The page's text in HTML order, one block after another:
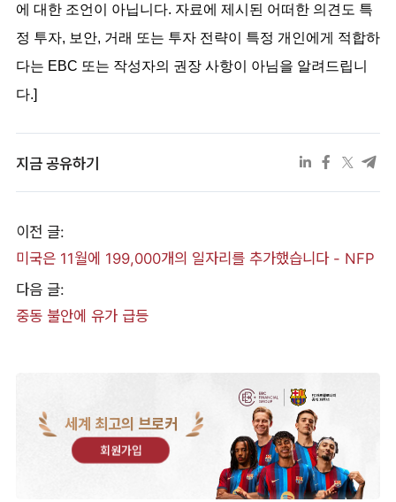
에 대한 조언이 아닙니다. 자료에 제시된 어떠한 의견도 특
정 투자, 보안, 거래 또는 투자 전략이 특정 개인에게 적합하
다는 EBC 또는 작성자의 권장 사항이 아님을 알려드립니
다.]
지금 공유하기
이전 글:
미국은 11월에 199,000개의 일자리를 추가했습니다 - NFP
다음 글:
중동 불안에 유가 급등
세계 최고의 브로커
회원가입